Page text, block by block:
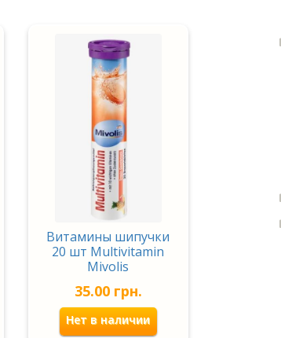
Витамины шипучки
20 шт Multivitamin
Mivolis
35.00 грн.
Нет в наличии